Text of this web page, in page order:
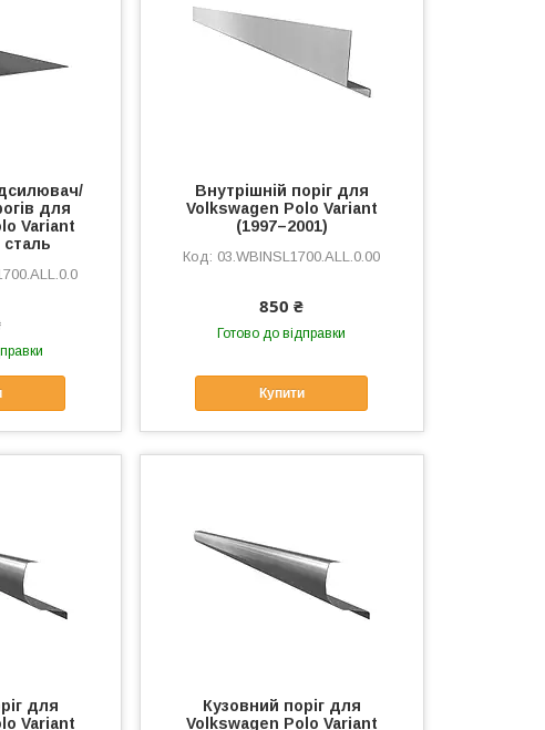
для
Variant
сталь
Внутрішній поріг для
Volkswagen Polo Variant
(1997–2001)
03.WBINSL1700.ALL.0.00
850 ₴
Готово до відправки
Купити
для
Variant
Кузовний поріг для
Volkswagen Polo Variant